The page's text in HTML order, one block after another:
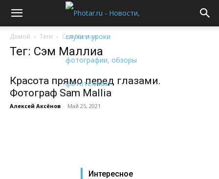
Домой Теги Сэм Маллиа
Тег: Сэм Маллиа
Красота прямо перед глазами.
Фотограф Sam Mallia
Алексей Аксёнов - Май 25, 2021
Интересное